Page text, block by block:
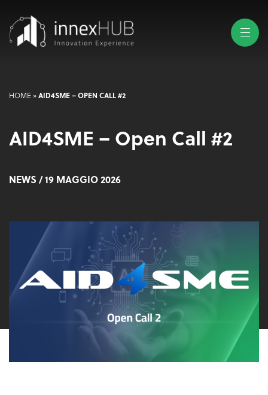
HOME »AID4SME – OPEN CALL #2
AID4SME – Open Call #2
NEWS / 19 MAGGIO 2026